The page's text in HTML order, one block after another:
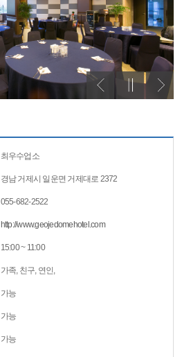
최우수업소
경남 거제시 일운면 거제대로 2372
055-682-2522
http://www.geojedomehotel.com
15:00 ~ 11:00
가족, 친구, 연인,
가능
가능
가능